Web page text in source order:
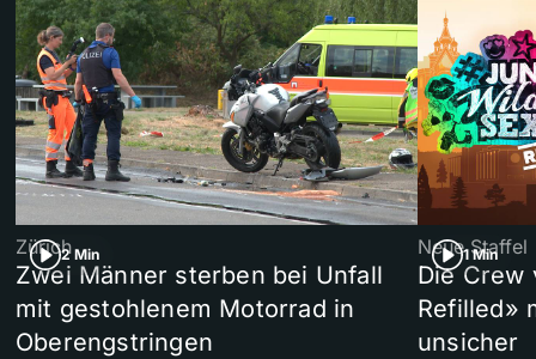
2 Min
Zürich
Zwei Männer sterben bei Unfall
mit gestohlenem Motorrad in
Oberengstringen
1 Min
Neue Staffel
Die Crew
Refilled»
unsicher